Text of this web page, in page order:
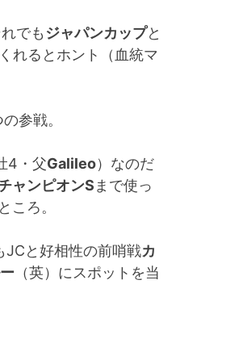
でも ジャパンカップと
れるとホント（血統マ
参戦。
4・父Galileo）なのだ
ャンピオンS まで使っ
ころ。
JCと好相性の前哨戦カ
（英）にスポットを当